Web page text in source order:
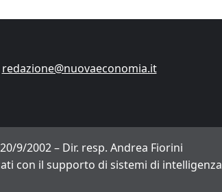
redazione@nuovaeconomia.it
9/2002 – Dir. resp. Andrea Fiorini
con il supporto di sistemi di